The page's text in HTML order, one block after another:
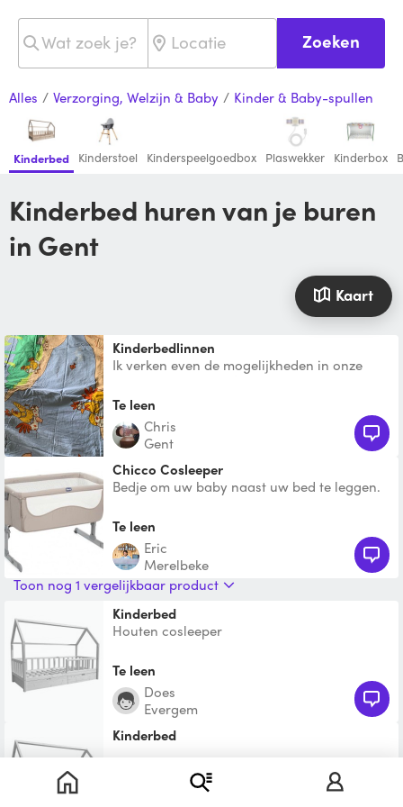
Zoeken
Alles / Verzorging, Welzijn & Baby / Kinder & Baby-spullen
Kinderbed Kinderstoel Kinderspeelgoedbox Plaswekker Kinderbox
Kinderbed huren van je buren
in Gent
Kaart
Kinderbedlinnen
Ik verken even de mogelijkheden in onze
kinderbedlinnen voor lange
Te leen
Chris
Gent
Chicco Cosleeper
Bedje om uw baby naast uw bed te leggen.
maanden.
Te leen
Eric
Merelbeke
Toon nog 1 vergelijkbaar product
Kinderbed
Houten cosleeper
Te leen
Does
Evergem
kinderbed